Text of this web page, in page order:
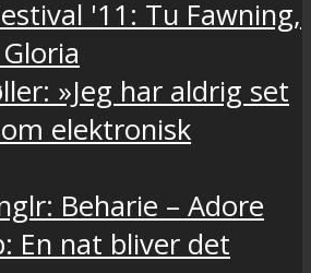
'11: Tu Fawning,
»Jeg har aldrig set
elektronisk
Beharie – Adore
En nat bliver det